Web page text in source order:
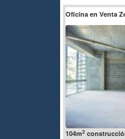
Oficina en Venta
104m2